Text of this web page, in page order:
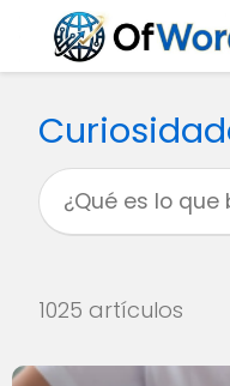
1025 artículos